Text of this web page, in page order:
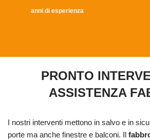
anni di esperienza
PRONTO
ASSISTENZA
I nostri interventi mettono in salvo e in
porte ma anche finestre e balconi. Il